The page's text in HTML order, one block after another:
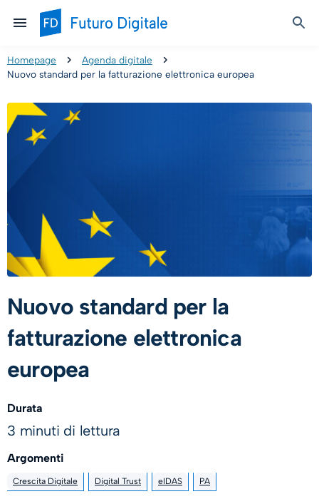
Homepage
Agenda digitale
Nuovo standard per la fatturazione elettronica europea
Nuovo standard per la
fatturazione elettronica
europea
Durata
3 minuti di lettura
Argomenti
Crescita Digitale Digital Trust eIDAS PA